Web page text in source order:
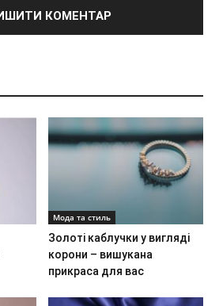
Мода та стиль
Золоті каблучки у вигляді
корони – вишукана
прикраса для вас